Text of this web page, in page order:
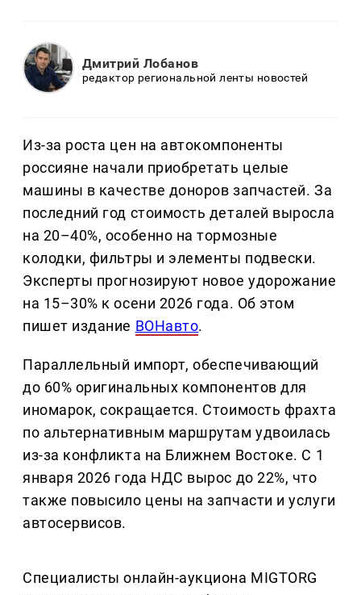
Дмитрий Лобанов
редактор региональной ленты новостей
Из-за роста цен на автокомпоненты
россияне начали приобретать целые
машины в качестве доноров запчастей. За
последний год стоимость деталей выросла
на 20–40%, особенно на тормозные
колодки, фильтры и элементы подвески.
Эксперты прогнозируют новое удорожание
на 15–30% к осени 2026 года. Об этом
пишет издание ВОНавто.
Параллельный импорт, обеспечивающий
до 60% оригинальных компонентов для
иномарок, сокращается. Стоимость фрахта
по альтернативным маршрутам удвоилась
из-за конфликта на Ближнем Востоке. С 1
января 2026 года НДС вырос до 22%, что
также повысило цены на запчасти и услуги
автосервисов.
Специалисты онлайн-аукциона MIGTORG